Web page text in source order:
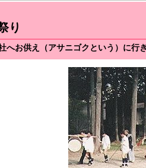
り
へお供え（アサニゴクという）に行